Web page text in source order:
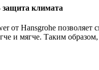
климата
от Hansgrohe позволяет
и мягче. Таким